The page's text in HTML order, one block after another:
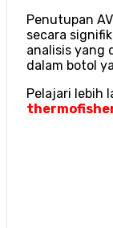
Penutupan
secara
analisis yang
dalam botol
Pelajari lebih